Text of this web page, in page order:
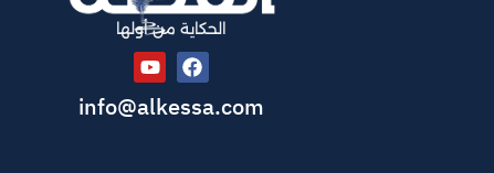
الحكاية من أولها
info@alkessa.com